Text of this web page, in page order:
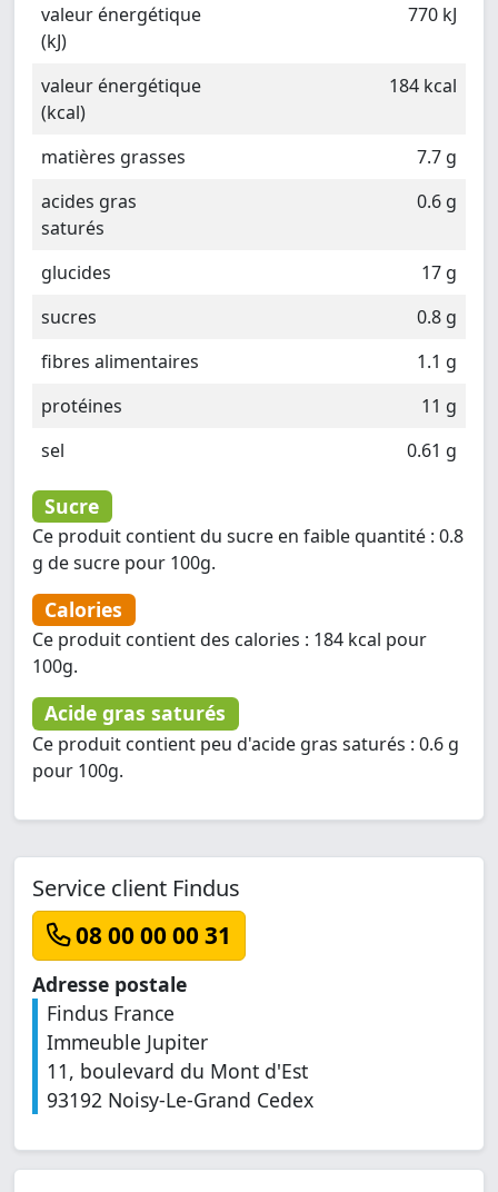
valeur énergétique
(kJ)
770 kJ
valeur énergétique
(kcal)
184 kcal
matières grasses
7.7 g
acides gras
saturés
0.6 g
glucides
17 g
sucres
0.8 g
fibres alimentaires
1.1 g
protéines
11 g
sel
0.61 g
Sucre
Ce produit contient du sucre en faible quantité : 0.8
g de sucre pour 100g.
Calories
Ce produit contient des calories : 184 kcal pour
100g.
Acide gras saturés
Ce produit contient peu d'acide gras saturés : 0.6 g
pour 100g.
Service client Findus
08 00 00 00 31
Adresse postale
Findus France
Immeuble Jupiter
11, boulevard du Mont d'Est
93192 Noisy-Le-Grand Cedex